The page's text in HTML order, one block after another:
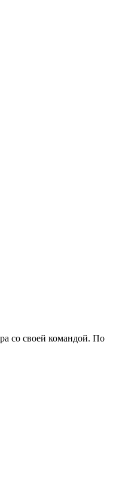
со своей командой. По